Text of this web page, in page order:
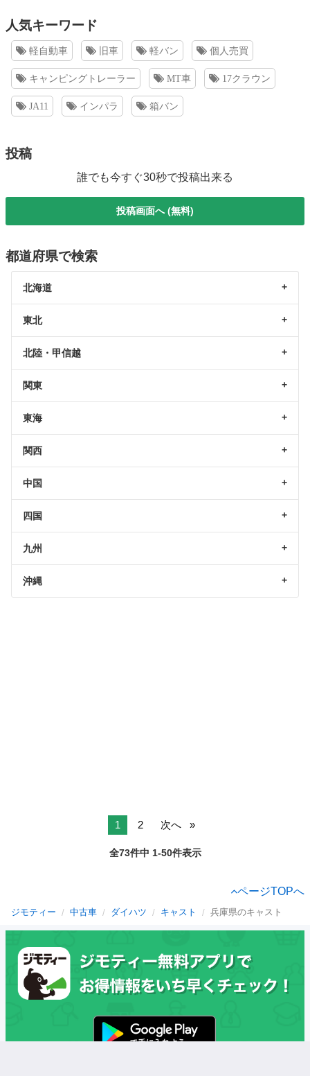
人気キーワード
軽自動車 旧車 軽バン 個人売買
キャンピングトレーラー MT車 17クラウン
JA11 インパラ 箱バン
投稿
誰でも今すぐ30秒で投稿出来る
投稿画面へ (無料)
都道府県で検索
北海道
東北
北陸・甲信越
関東
東海
関西
中国
四国
九州
沖縄
1 2 次へ
全73件中 1-50件表示
ページTOPへ
ジモティー 中古車 ダイハツ キャスト 兵庫県のキャスト